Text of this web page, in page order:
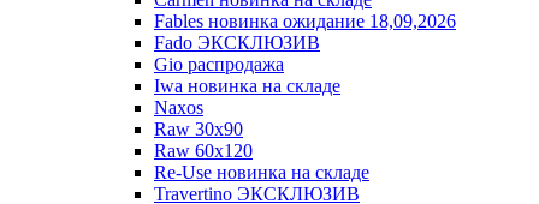
Fables новинка ожидание 18,09,2026
Fado ЭКСКЛЮЗИВ
Gio распродажа
Iwa новинка на складе
Naxos
Raw 30x90
Raw 60х120
Re-Use новинка на складе
Travertino ЭКСКЛЮЗИВ